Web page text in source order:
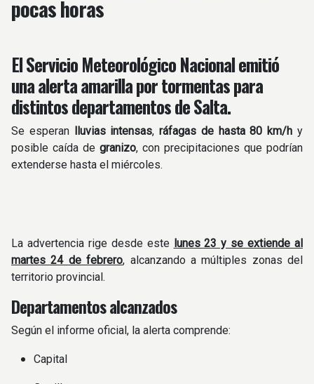
pocas horas
El Servicio Meteorológico Nacional emitió
una alerta amarilla por tormentas para
distintos departamentos de Salta.
Se esperan lluvias intensas,ráfagas de hasta 80 km/h y
posible caída de granizo, con precipitaciones que podrían
extenderse hasta el miércoles.
La advertencia rige desde este lunes 23 y se extiende al
martes 24 de febrero, alcanzando a múltiples zonas del
territorio provincial.
Departamentos alcanzados
Según el informe oficial, la alerta comprende:
Capital